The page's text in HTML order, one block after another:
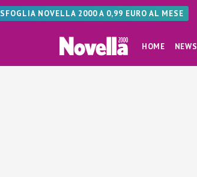
SFOGLIA NOVELLA 2000 A 0,99 EURO AL MESE
HOME NEWS